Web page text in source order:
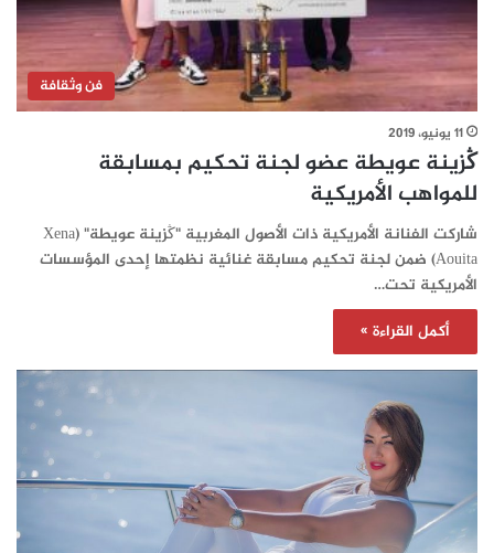
فن وثقافة
11 يونيو، 2019
ڭزينة عويطة عضو لجنة تحكيم بمسابقة
للمواهب الأمريكية
شاركت الفنانة الأمريكية ذات الأصول المغربية "ڭزينة عويطة" (Xena
Aouita) ضمن لجنة تحكيم مسابقة غنائية نظمتها إحدى المؤسسات
الأمريكية تحت…
أكمل القراءة »